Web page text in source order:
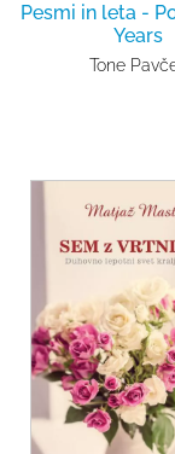
Pesmi in leta -
Years
Tone